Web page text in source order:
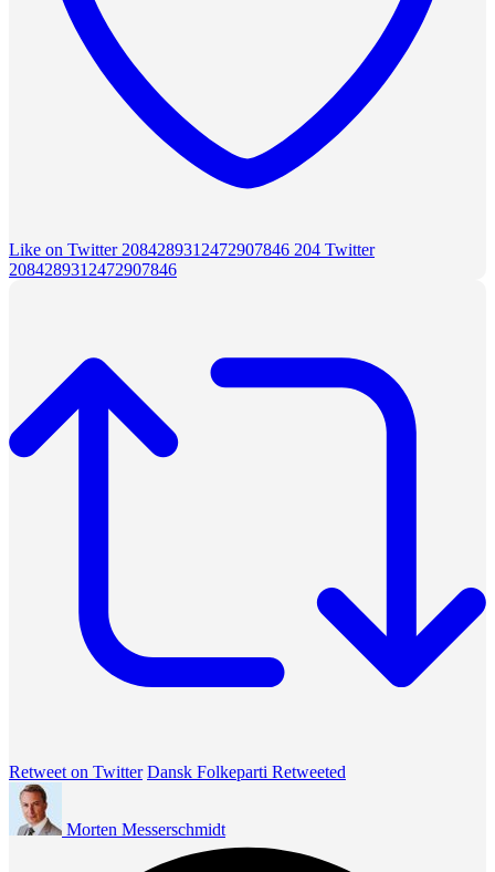
Like on Twitter 2084289312472907846 204 Twitter
2084289312472907846
Retweet on Twitter Dansk Folkeparti Retweeted
Morten Messerschmidt